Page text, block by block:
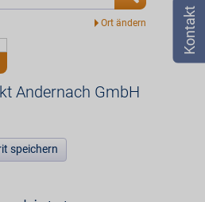
Andernach GmbH
speichern